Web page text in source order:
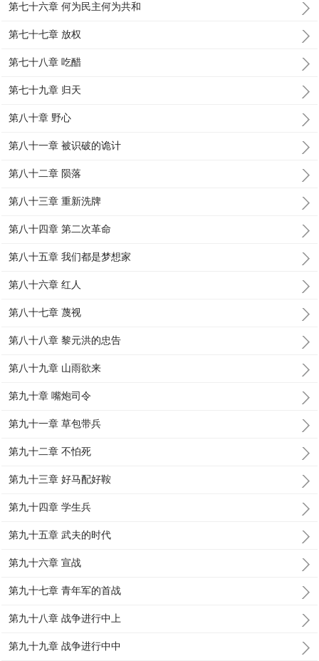
第七十六章 何为民主何为共和
第七十七章 放权
第七十八章 吃醋
第七十九章 归天
第八十章 野心
第八十一章 被识破的诡计
第八十二章 陨落
第八十三章 重新洗牌
第八十四章 第二次革命
第八十五章 我们都是梦想家
第八十六章 红人
第八十七章 蔑视
第八十八章 黎元洪的忠告
第八十九章 山雨欲来
第九十章 嘴炮司令
第九十一章 草包带兵
第九十二章 不怕死
第九十三章 好马配好鞍
第九十四章 学生兵
第九十五章 武夫的时代
第九十六章 宣战
第九十七章 青年军的首战
第九十八章 战争进行中上
第九十九章 战争进行中中